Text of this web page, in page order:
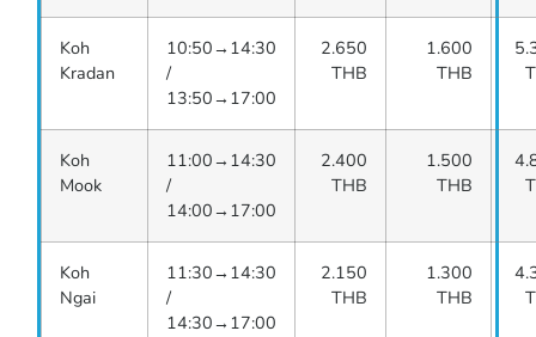
Koh
Kradan
10:50→14:30
/
13:50→17:00
2.650
THB
1.600
THB
Koh
Mook
11:00→14:30
/
14:00→17:00
2.400
THB
1.500
THB
Koh
Ngai
11:30→14:30
/
14:30→17:00
2.150
THB
1.300
THB